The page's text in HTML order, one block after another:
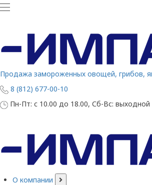
Продажа замороженных овощей, грибов,
8 (812) 677-00-10
Пн-Пт: с 10.00 до 18.00, Сб-Вс: выходной
О компании